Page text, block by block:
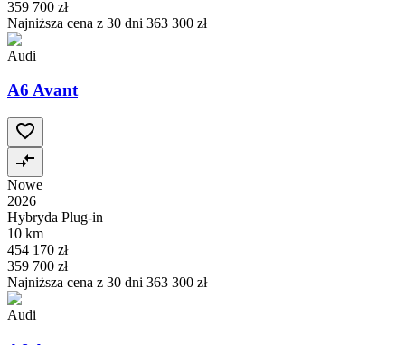
359 700 zł
Najniższa cena z 30 dni 363 300 zł
Audi
A6 Avant
Nowe
2026
Hybryda Plug-in
10 km
454 170 zł
359 700 zł
Najniższa cena z 30 dni 363 300 zł
Audi